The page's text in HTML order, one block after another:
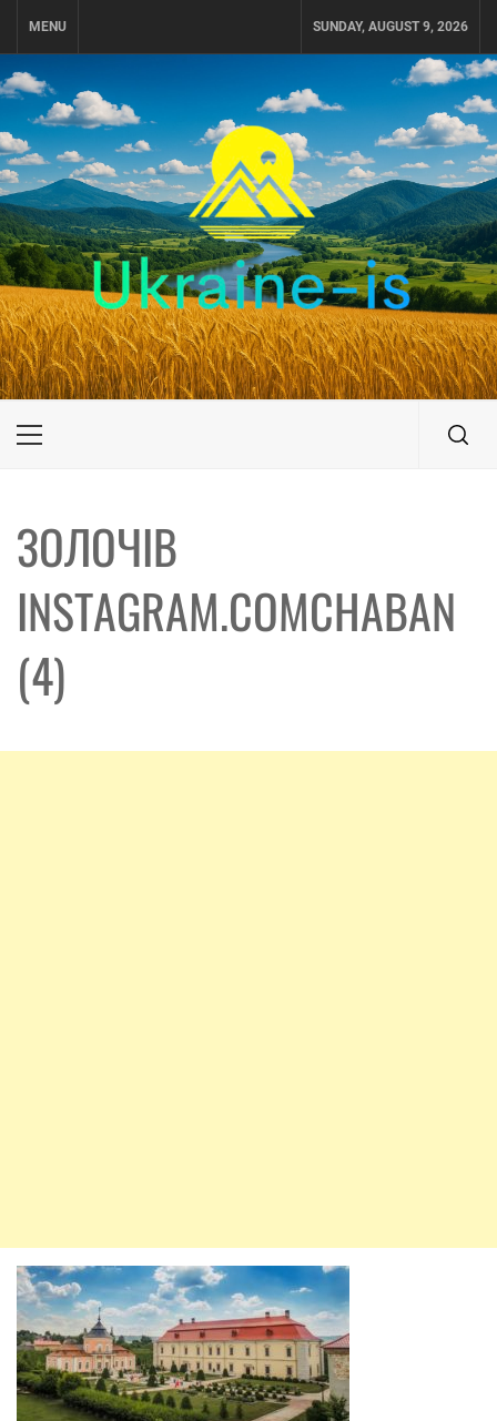
MENU SUNDAY, AUGUST 9, 2026
UKRAINE-IS
ПОДОРОЖI ПО УКРАЇНІ
Primary
ЗОЛОЧІВ
INSTAGRAM.COMCHABAN
(4)